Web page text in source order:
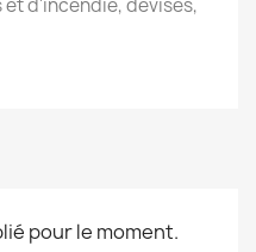
d'incendie, devises,
pour le moment.